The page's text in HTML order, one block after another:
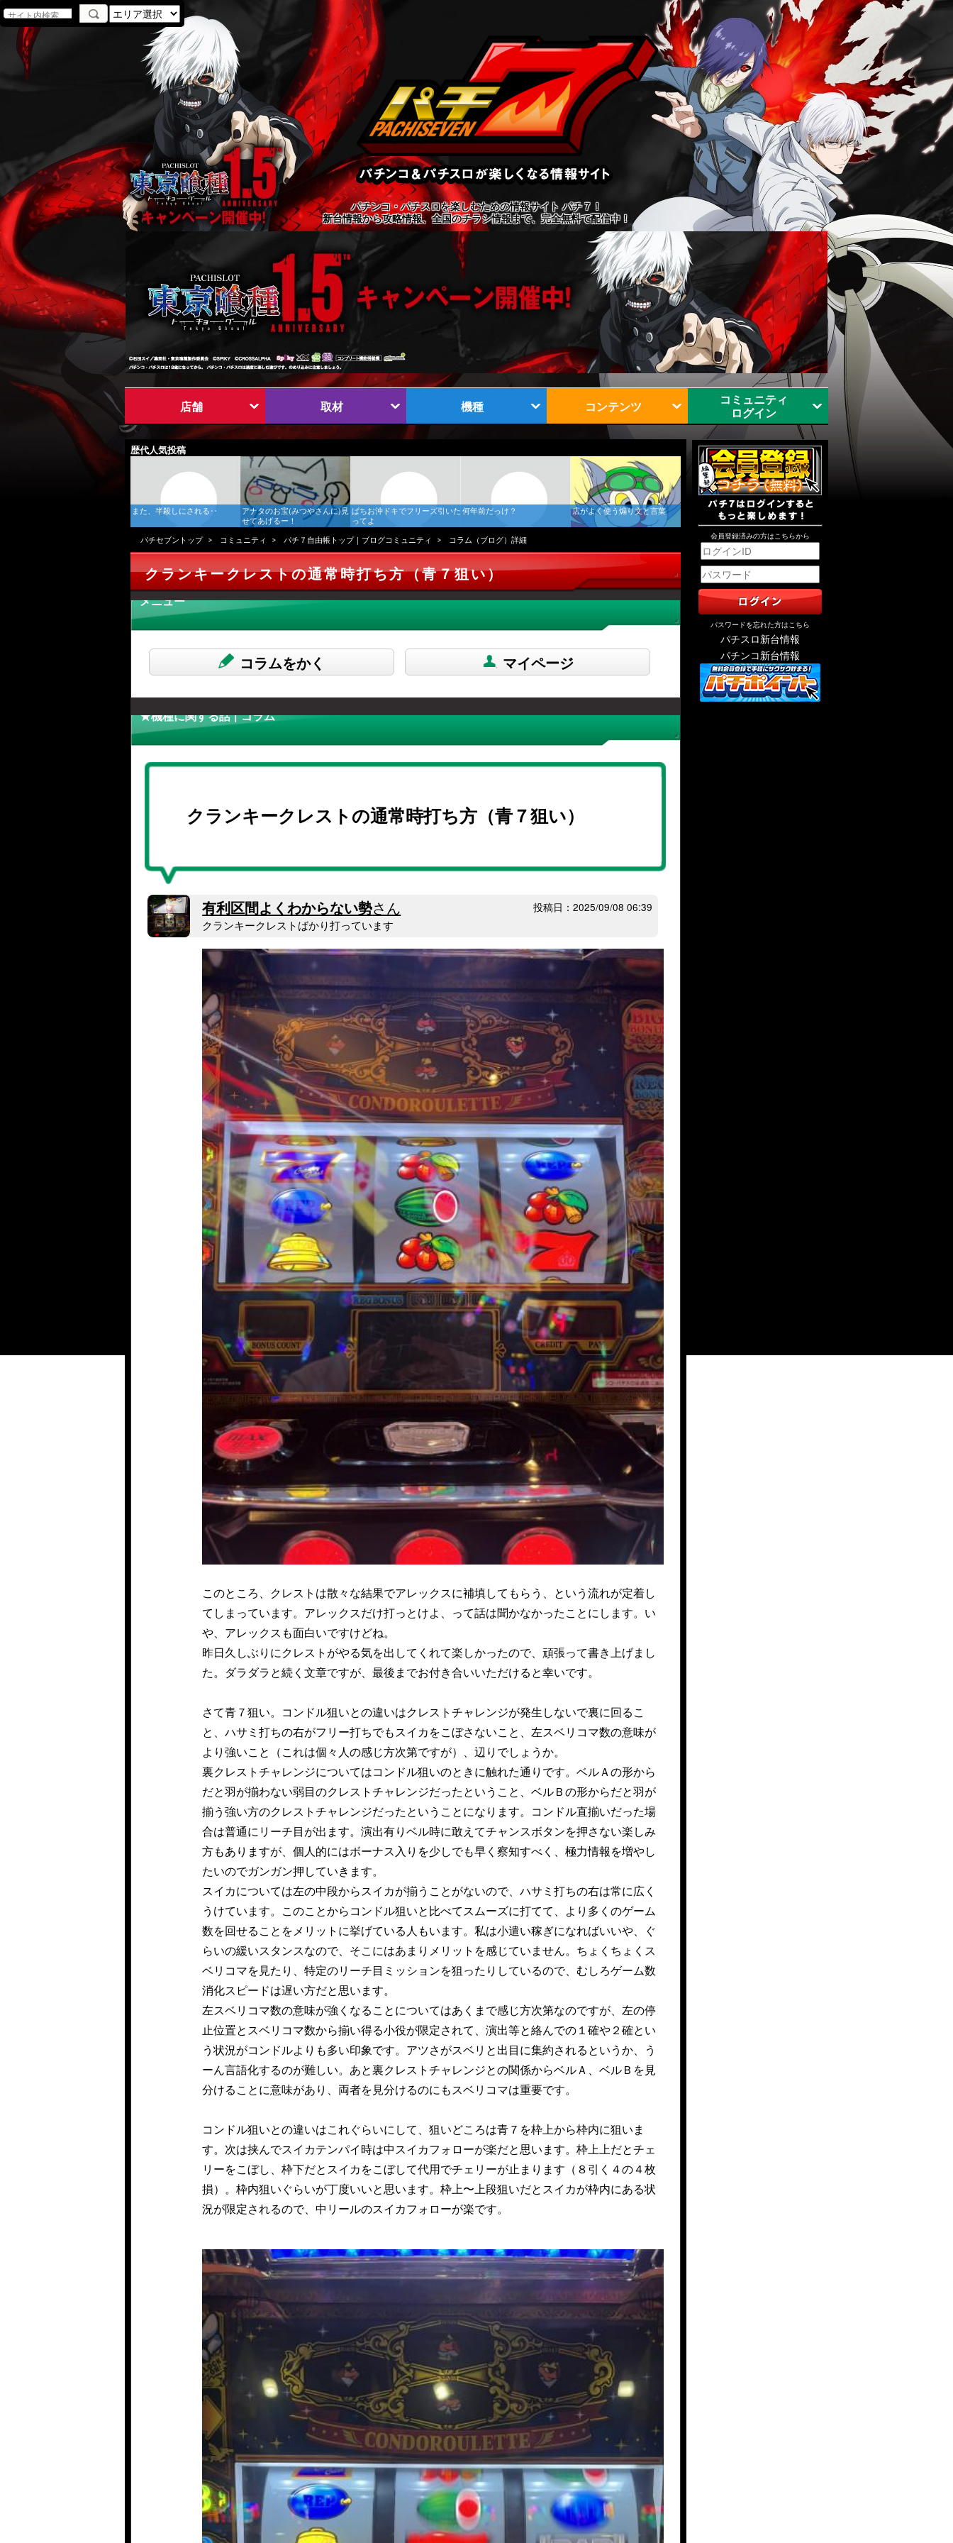
パチンコ・パチスロを楽しむための情報サイト パチ７！
新台情報から攻略情報、全国のチラシ情報まで、完全無料で配信中！
店舗 取材 機種 コンテンツ
コミュニティ
ログイン
歴代人気投稿
また、半殺しにされる‥
アナタのお宝(みつやさんに)見
せてあげるー！
ぱちお沖ドキでフリーズ引いた
ってよ
何年前だっけ？ 店がよく使う煽り文と言葉
パチセブントップ コミュニティ パチ７自由帳トップ｜ブログコミュニティ コラム（ブログ）詳細
クランキークレストの通常時打ち方（青７狙い）
メニュー
コラムをかく マイページ
★機種に関する話 | コラム
クランキークレストの通常時打ち方（青７狙い）
有利区間よくわからない勢さん
クランキークレストばかり打っています
投稿日：2025/09/08 06:39
このところ、クレストは散々な結果でアレックスに補填してもらう、という流れが定着し
てしまっています。アレックスだけ打っとけよ、って話は聞かなかったことにします。い
や、アレックスも面白いですけどね。
昨日久しぶりにクレストがやる気を出してくれて楽しかったので、頑張って書き上げまし
た。ダラダラと続く文章ですが、最後までお付き合いいただけると幸いです。
さて青７狙い。コンドル狙いとの違いはクレストチャレンジが発生しないで裏に回るこ
と、ハサミ打ちの右がフリー打ちでもスイカをこぼさないこと、左スベリコマ数の意味が
より強いこと（これは個々人の感じ方次第ですが）、辺りでしょうか。
裏クレストチャレンジについてはコンドル狙いのときに触れた通りです。ベルＡの形から
だと羽が揃わない弱目のクレストチャレンジだったということ、ベルＢの形からだと羽が
揃う強い方のクレストチャレンジだったということになります。コンドル直揃いだった場
合は普通にリーチ目が出ます。演出有りベル時に敢えてチャンスボタンを押さない楽しみ
方もありますが、個人的にはボーナス入りを少しでも早く察知すべく、極力情報を増やし
たいのでガンガン押していきます。
スイカについては左の中段からスイカが揃うことがないので、ハサミ打ちの右は常に広く
うけています。このことからコンドル狙いと比べてスムーズに打てて、より多くのゲーム
数を回せることをメリットに挙げている人もいます。私は小遣い稼ぎになればいいや、ぐ
らいの緩いスタンスなので、そこにはあまりメリットを感じていません。ちょくちょくス
ベリコマを見たり、特定のリーチ目ミッションを狙ったりしているので、むしろゲーム数
消化スピードは遅い方だと思います。
左スベリコマ数の意味が強くなることについてはあくまで感じ方次第なのですが、左の停
止位置とスベリコマ数から揃い得る小役が限定されて、演出等と絡んでの１確や２確とい
う状況がコンドルよりも多い印象です。アツさがスベリと出目に集約されるというか、う
ーん言語化するのが難しい。あと裏クレストチャレンジとの関係からベルＡ、ベルＢを見
分けることに意味があり、両者を見分けるのにもスベリコマは重要です。
コンドル狙いとの違いはこれぐらいにして、狙いどころは青７を枠上から枠内に狙いま
す。次は挟んでスイカテンパイ時は中スイカフォローが楽だと思います。枠上上だとチェ
リーをこぼし、枠下だとスイカをこぼして代用でチェリーが止まります（８引く４の４枚
損）。枠内狙いぐらいが丁度いいと思います。枠上〜上段狙いだとスイカが枠内にある状
況が限定されるので、中リールのスイカフォローが楽です。
会員登録済みの方はこちらから
パスワードを忘れた方はこちら
パチスロ新台情報
パチンコ新台情報